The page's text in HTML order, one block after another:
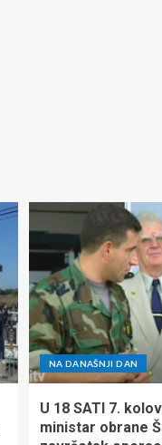
NA DANAŠNJI DAN
U 18 SATI 7.
ministar obrane